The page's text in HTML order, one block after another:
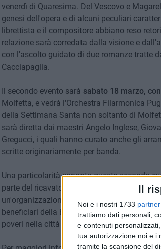
Il
Noi e i nostri 1733 partner
trattiamo dati personali,
e contenuti
tua autorizzazione noi e i
tramite la scansione del
venerdì di Quaresima. Del Vescovo e
genesi dell'opera e di alcuni peculiari
librettista e il compositore abbiano reso
relazione sarà corredata dalla visione e
con l'ascolto guidato di due romanze tratte
Cacciapaglia.
Il secondo evento sarà sabato 18 marzo,
Molfetta, e vedrà l'Orchestra Filarmonica
della Settimana Santa non soltanto di
sarà diretta dai maestri Angelo Inglese,
Gregucci, i quali hanno curato anche gli
scritte originariamente per banda.
Una particolarità connota questo secondo
parte del ricavato, insieme ai contributi
un'organizzazione interna con lo scopo di
beneficiari della Bontà sono in crescente
poveri nella città di Molfetta.